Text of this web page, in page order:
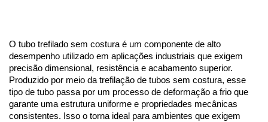
O tubo trefilado sem costura é um componente de alto
desempenho utilizado em aplicações industriais que exigem
precisão dimensional, resistência e acabamento superior.
Produzido por meio da trefilação de tubos sem costura, esse
tipo de tubo passa por um processo de deformação a frio que
garante uma estrutura uniforme e propriedades mecânicas
consistentes. Isso o torna ideal para ambientes que exigem